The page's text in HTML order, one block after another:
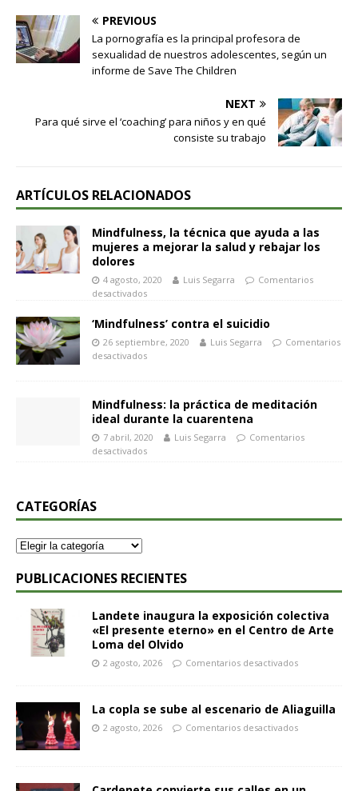
PREVIOUS
La pornografía es la principal profesora de
sexualidad de nuestros adolescentes, según un
informe de Save The Children
NEXT
Para qué sirve el ‘coaching’ para niños y en qué
consiste su trabajo
ARTÍCULOS RELACIONADOS
Mindfulness, la técnica que ayuda a las
mujeres a mejorar la salud y rebajar los
dolores
4 agosto, 2020 Luis Segarra
Comentarios
desactivados
‘Mindfulness’ contra el suicidio
26 septiembre, 2020 Luis Segarra
Comentarios
desactivados
Mindfulness: la práctica de meditación
ideal durante la cuarentena
7 abril, 2020 Luis Segarra
Comentarios
desactivados
CATEGORÍAS
PUBLICACIONES RECIENTES
Landete inaugura la exposición colectiva
«El presente eterno» en el Centro de Arte
Loma del Olvido
2 agosto, 2026 Comentarios desactivados
La copla se sube al escenario de Aliaguilla
2 agosto, 2026 Comentarios desactivados